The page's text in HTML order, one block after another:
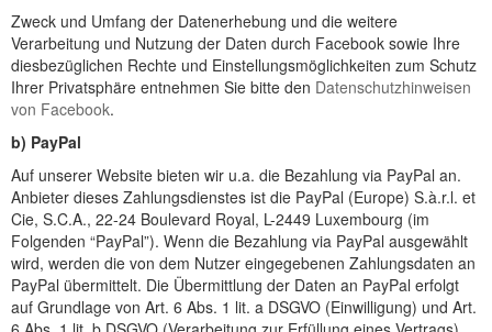
Zweck und Umfang der Datenerhebung und die weitere
Verarbeitung und Nutzung der Daten durch Facebook sowie Ihre
diesbezüglichen Rechte und Einstellungsmöglichkeiten zum Schutz
Ihrer Privatsphäre entnehmen Sie bitte den Datenschutzhinweisen
von Facebook.
b) PayPal
Auf unserer Website bieten wir u.a. die Bezahlung via PayPal an.
Anbieter dieses Zahlungsdienstes ist die PayPal (Europe) S.à.r.l. et
Cie, S.C.A., 22-24 Boulevard Royal, L-2449 Luxembourg (im
Folgenden “PayPal”). Wenn die Bezahlung via PayPal ausgewählt
wird, werden die von dem Nutzer eingegebenen Zahlungsdaten an
PayPal übermittelt. Die Übermittlung der Daten an PayPal erfolgt
auf Grundlage von Art. 6 Abs. 1 lit. a DSGVO (Einwilligung) und Art.